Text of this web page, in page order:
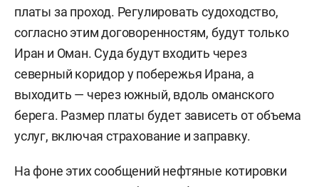
платы за проход. Регулировать судоходство,
согласно этим договоренностям, будут только
Иран и Оман. Суда будут входить через
северный коридор у побережья Ирана, а
выходить — через южный, вдоль оманского
берега. Размер платы будет зависеть от объема
услуг, включая страхование и заправку.
На фоне этих сообщений нефтяные котировки